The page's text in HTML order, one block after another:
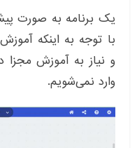
و نیاز به آموزش مجزا
وارد نمی‌شویم.